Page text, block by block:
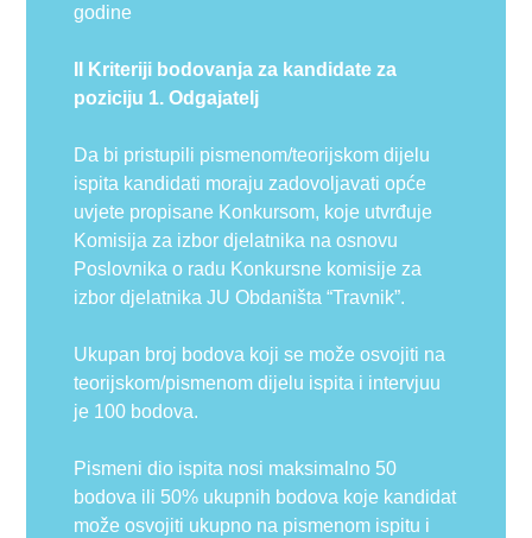
godine
II Kriteriji bodovanja za kandidate za
poziciju 1. Odgajatelj
Da bi pristupili pismenom/teorijskom dijelu
ispita kandidati moraju zadovoljavati opće
uvjete propisane Konkursom, koje utvrđuje
Komisija za izbor djelatnika na osnovu
Poslovnika o radu Konkursne komisije za
izbor djelatnika JU Obdaništa “Travnik”.
Ukupan broj bodova koji se može osvojiti na
teorijskom/pismenom dijelu ispita i intervjuu
je 100 bodova.
Pismeni dio ispita nosi maksimalno 50
bodova ili 50% ukupnih bodova koje kandidat
može osvojiti ukupno na pismenom ispitu i